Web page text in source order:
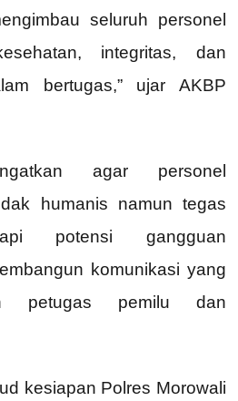
seluruh personel
integritas, dan
bertugas,” ujar AKBP
agar personel
humanis namun tegas
potensi gangguan
komunikasi yang
petugas pemilu dan
kesiapan Polres Morowali